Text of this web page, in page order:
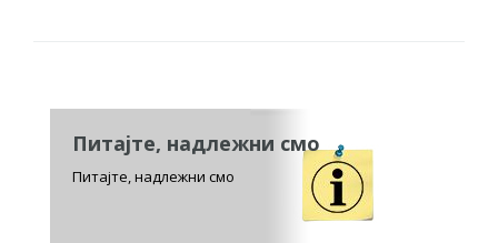
Питајте, надлежни смо
Питајте, надлежни смо